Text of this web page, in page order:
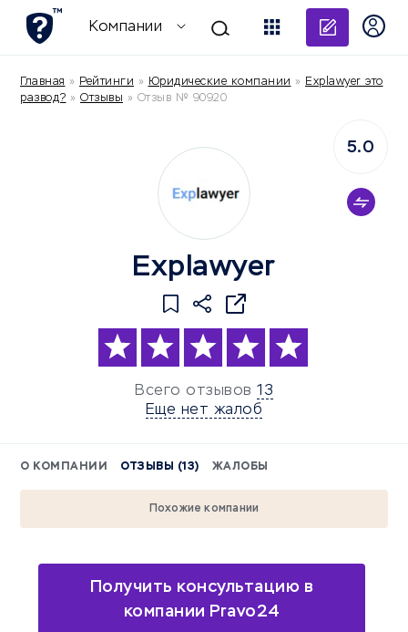
Компании
Главная » Рейтинги » Юридические компании » Explawyer это
развод? » Отзывы » Отзыв № 90920
Explawyer
Всего отзывов 13
Еще нет жалоб
5.0
О КОМПАНИИ ОТЗЫВЫ (13) ЖАЛОБЫ
Похожие компании
Получить консультацию в
компании Pravo24